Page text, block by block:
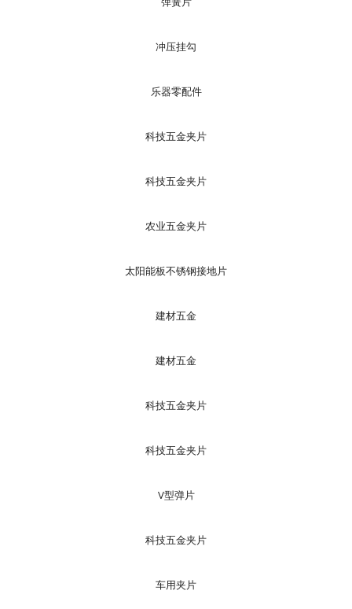
冲压挂勾
乐器零配件
科技五金夹片
科技五金夹片
农业五金夹片
太阳能板不锈钢接地片
建材五金
建材五金
科技五金夹片
科技五金夹片
V型弹片
科技五金夹片
车用夹片